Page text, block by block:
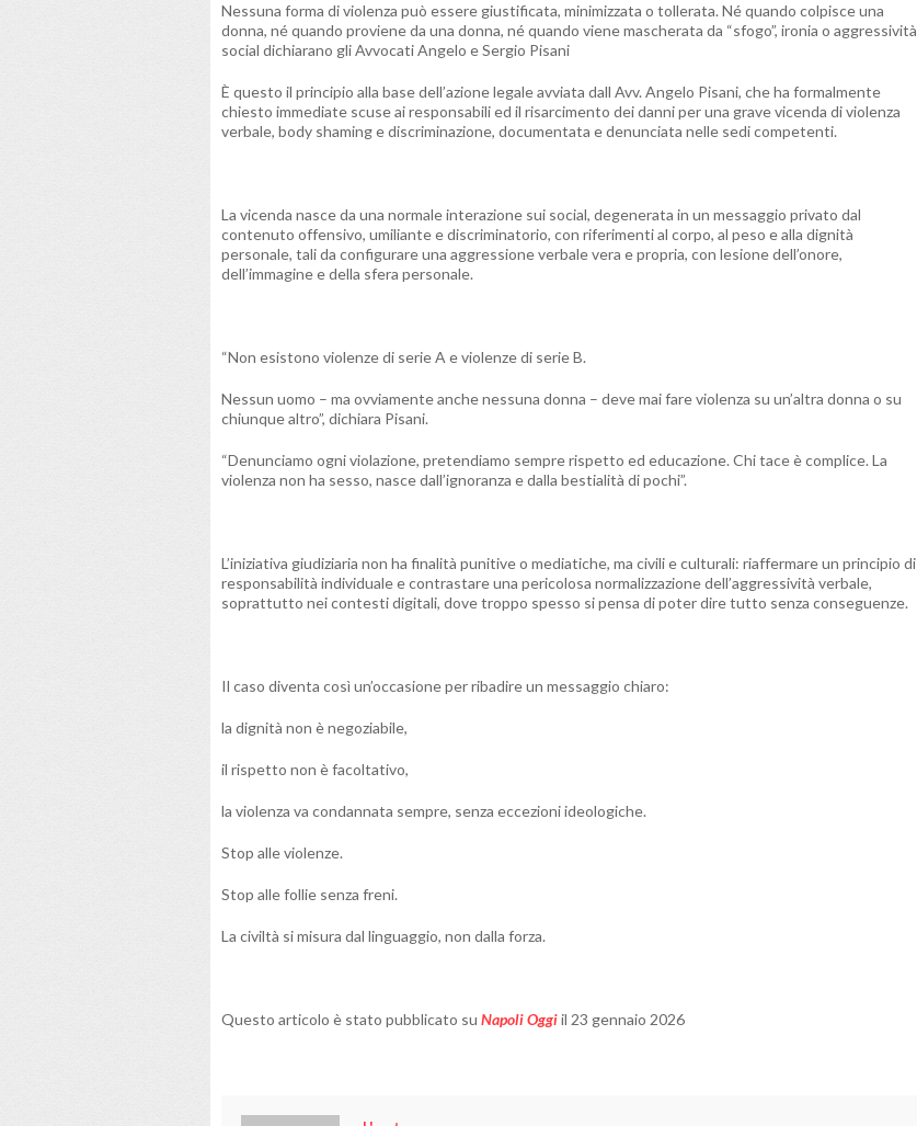
Nessuna forma di violenza può essere giustificata, minimizzata o tollerata. Né quando colpisce una
donna, né quando proviene da una donna, né quando viene mascherata da “sfogo”, ironia o aggressività
social dichiarano gli Avvocati Angelo e Sergio Pisani
È questo il principio alla base dell’azione legale avviata dall Avv. Angelo Pisani, che ha formalmente
chiesto immediate scuse ai responsabili ed il risarcimento dei danni per una grave vicenda di violenza
verbale, body shaming e discriminazione, documentata e denunciata nelle sedi competenti.
La vicenda nasce da una normale interazione sui social, degenerata in un messaggio privato dal
contenuto offensivo, umiliante e discriminatorio, con riferimenti al corpo, al peso e alla dignità
personale, tali da configurare una aggressione verbale vera e propria, con lesione dell’onore,
dell’immagine e della sfera personale.
“Non esistono violenze di serie A e violenze di serie B.
Nessun uomo – ma ovviamente anche nessuna donna – deve mai fare violenza su un’altra donna o su
chiunque altro”, dichiara Pisani.
“Denunciamo ogni violazione, pretendiamo sempre rispetto ed educazione. Chi tace è complice. La
violenza non ha sesso, nasce dall’ignoranza e dalla bestialità di pochi”.
L’iniziativa giudiziaria non ha finalità punitive o mediatiche, ma civili e culturali: riaffermare un principio di
responsabilità individuale e contrastare una pericolosa normalizzazione dell’aggressività verbale,
soprattutto nei contesti digitali, dove troppo spesso si pensa di poter dire tutto senza conseguenze.
Il caso diventa così un’occasione per ribadire un messaggio chiaro:
la dignità non è negoziabile,
il rispetto non è facoltativo,
la violenza va condannata sempre, senza eccezioni ideologiche.
Stop alle violenze.
Stop alle follie senza freni.
La civiltà si misura dal linguaggio, non dalla forza.
Questo articolo è stato pubblicato su Napoli Oggiil 23 gennaio 2026